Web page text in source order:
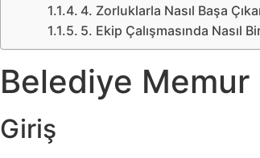
4. Zorluklarla Nasıl Başa
5. Ekip Çalışmasında Nasıl
Belediye Memur
Giriş